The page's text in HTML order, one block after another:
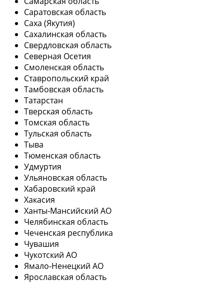
Саратовская область
Саха (Якутия)
Сахалинская область
Свердловская область
Северная Осетия
Смоленская область
Ставропольский край
Тамбовская область
Татарстан
Тверская область
Томская область
Тульская область
Тыва
Тюменская область
Удмуртия
Ульяновская область
Хабаровский край
Хакасия
Ханты-Мансийский АО
Челябинская область
Чеченская республика
Чувашия
Чукотский АО
Ямало-Ненецкий АО
Ярославская область